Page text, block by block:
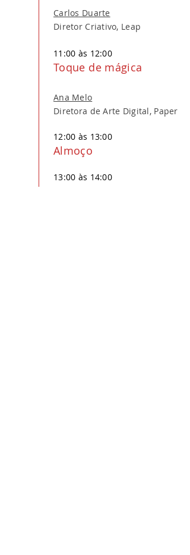
Carlos Duarte
Diretor Criativo, Leap
11:00 às 12:00
Toque de mágica
Ana Melo
Diretora de Arte Digital, Paper
12:00 às 13:00
Almoço
13:00 às 14:00